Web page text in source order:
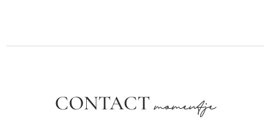
CONTACTmomentje